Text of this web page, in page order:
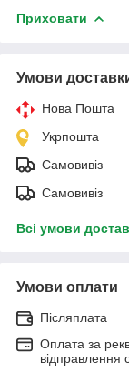
Приховати
Умови
Нова Пошта
Укрпошта
Самовивіз
Самовивіз
Всі умови
Умови оплати
Післяплата
Оплата за
відправлення